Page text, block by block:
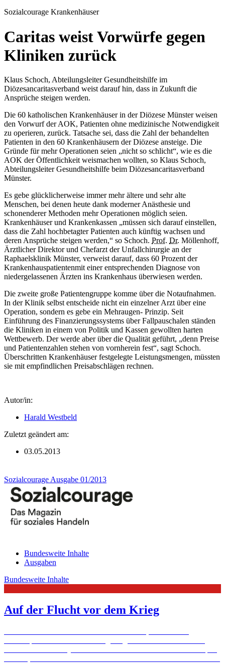
Sozialcourage Krankenhäuser
Caritas weist Vorwürfe gegen
Kliniken zurück
Klaus Schoch, Abteilungsleiter Gesundheitshilfe im
Diözesancaritasverband weist darauf hin, dass in Zukunft die
Ansprüche steigen werden.
Die 60 katholischen Krankenhäuser in der Diözese Münster weisen
den Vorwurf der AOK, Patienten ohne medizinische Notwendigkeit
zu operieren, zurück. Tatsache sei, dass die Zahl der behandelten
Patienten in den 60 Krankenhäusern der Diözese ansteige. Die
Gründe für mehr Operationen seien „nicht so schlicht“, wie es die
AOK der Öffentlichkeit weismachen wollten, so Klaus Schoch,
Abteilungsleiter Gesundheitshilfe beim Diözesancaritasverband
Münster.
Es gebe glücklicherweise immer mehr ältere und sehr alte
Menschen, bei denen heute dank moderner Anästhesie und
schonenderer Methoden mehr Operationen möglich seien.
Krankenhäuser und Krankenkassen „müssen sich darauf einstellen,
dass die Zahl hochbetagter Patienten auch künftig wachsen und
deren Ansprüche steigen werden,“ so Schoch. Prof. Dr. Möllenhoff,
Ärztlicher Direktor und Chefarzt der Unfallchirurgie an der
Raphaelsklinik Münster, verweist darauf, dass 60 Prozent der
Krankenhauspatientenmit einer entsprechenden Diagnose von
niedergelassenen Ärzten ins Krankenhaus überwiesen werden.
Die zweite große Patientengruppe komme über die Notaufnahmen.
In der Klinik selbst entscheide nicht ein einzelner Arzt über eine
Operation, sondern es gebe ein Mehraugen- Prinzip. Seit
Einführung des Finanzierungssystems über Fallpauschalen ständen
die Kliniken in einem von Politik und Kassen gewollten harten
Wettbewerb. Der werde aber über die Qualität geführt, „denn Preise
und Patientenzahlen stehen von vornherein fest“, sagt Schoch.
Überschritten Krankenhäuser festgelegte Leistungsmengen, müssten
sie mit empfindlichen Preisabschlägen rechnen.
Autor/in:
Harald Westbeld
Zuletzt geändert am:
03.05.2013
Sozialcourage Ausgabe 01/2013
Bundesweite Inhalte
Ausgaben
Bundesweite Inhalte
Auf der Flucht vor dem Krieg